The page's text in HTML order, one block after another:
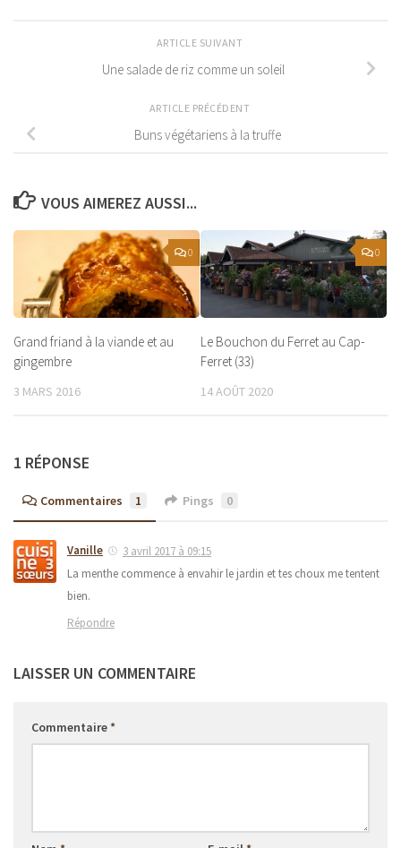
ARTICLE SUIVANT
Une salade de riz comme un soleil
ARTICLE PRÉCÉDENT
Buns végétariens à la truffe
VOUS AIMEREZ AUSSI...
0
Grand friand à la viande et au
gingembre
3 MARS 2016
0
Le Bouchon du Ferret au Cap-
Ferret (33)
14 AOÛT 2020
1 RÉPONSE
Commentaires 1 Pings 0
Vanille
3 avril 2017 à 09:15
La menthe commence à envahir le jardin et tes choux me tentent
bien.
Répondre
LAISSER UN COMMENTAIRE
Commentaire*